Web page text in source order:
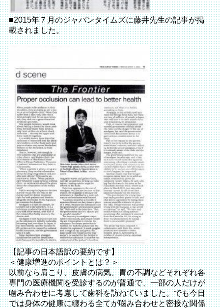
■2015年７月のジャパンタイムズに藤井先生の記事が掲
載されました。
【記事の日本語訳の要約です】
＜健康増進のポイントとは？＞
以前なら肩こり、皮膚の病気、胃の不調などそれぞれ各
専門の医療機関を受診するのが普通で、一部の人だけが
噛み合わせに考慮して歯科を訪ねていました。でも今日
では身体の健康に纏わる全てが噛み合わせと密接な関係